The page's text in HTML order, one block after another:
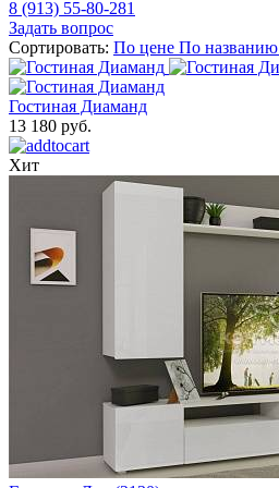
8 (913) 55-80-281
Задать вопрос
Сортировать: По цене По названию
Гостиная Диаманд
13 180 руб.
Хит